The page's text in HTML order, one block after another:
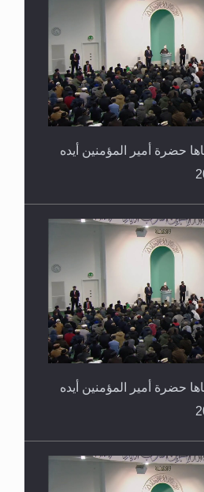
حضرة أمير المؤمنين أيده
حضرة أمير المؤمنين أيده